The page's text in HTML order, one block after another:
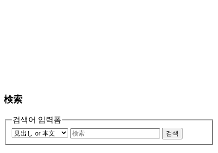
検索
검색어 입력폼
검색